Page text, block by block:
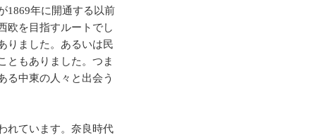
1869年に開通する以前
欧を目指すルートでし
りました。あるいは民
ともありました。つま
る中東の人々と出会う
れています。奈良時代